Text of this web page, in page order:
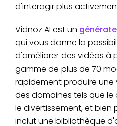
d'interagir plus
Vidnoz AI est un
qui vous donne la
d'améliorer des vidéos à
gamme de plus de 70
rapidement produire
des domaines tels que
le divertissement, et bien
inclut une bibliothèque